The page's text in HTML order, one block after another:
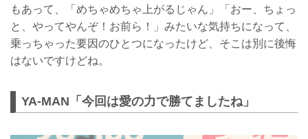
もあって、「めちゃめちゃ上がるじゃん」「おー、ちょっ
と、やってやんぞ！お前ら！」みたいな気持ちになって、
乗っちゃった要因のひとつになったけど、そこは別に後悔
はないですけどね。
YA-MAN「今回は愛の力で勝てましたね」